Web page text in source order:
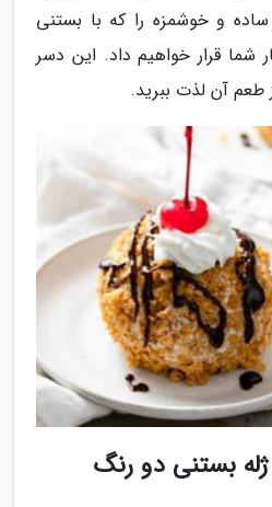
و خوشمزه را که با بستنی
شما قرار خواهیم داد. این دسر
طعم آن لذت ببرید.
ژله بستنی دو رنگ